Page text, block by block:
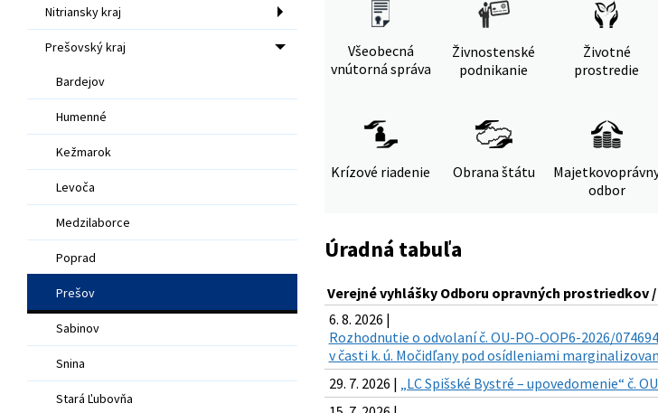
Nitriansky kraj
Prešovský kraj
Bardejov
Humenné
Kežmarok
Levoča
Medzilaborce
Poprad
Prešov
Sabinov
Snina
Stará Ľubovňa
Všeobecná
vnútorná správa
Živnostenské
podnikanie
Životné
prostredie
Krízové riadenie Obrana štátu
odbor
Úradná tabuľa
Verejné vyhlášky Odboru opravných prostriedkov /
6. 8. 2026 |
Rozhodnutie o odvolaní č. OU-PO-OOP6-2026/
v časti k. ú. Močidľany pod osídleniami
29. 7. 2026 | „LC Spišské Bystré – upovedomenie“ č.